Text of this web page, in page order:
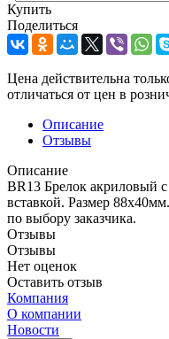
Купить
Поделиться
Цена действительна
отличаться от цен в
Описание
Отзывы
Описание
BR13 Брелок акриловый
вставкой. Размер
по выбору заказчика.
Отзывы
Отзывы
Нет оценок
Оставить отзыв
Компания
О компании
Новости